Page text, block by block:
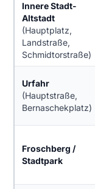
Innere Stadt-
Altstadt
(Hauptplatz,
Landstraße,
Schmidtorstraße)
Urfahr
(Hauptstraße,
Bernaschekplatz)
Froschberg /
Stadtpark